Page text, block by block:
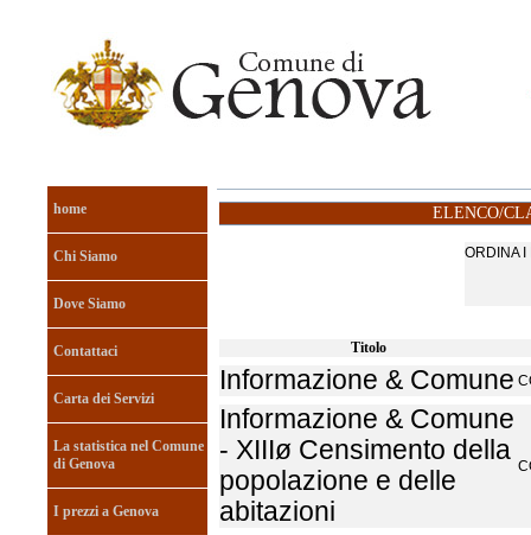
home
Chi Siamo
Dove Siamo
Contattaci
Carta dei Servizi
La statistica nel Comune
di Genova
I prezzi a Genova
ELENCO/
Titolo
Informazione & Comune
Informazione & Comune
- XIIIø Censimento della
popolazione e delle
abitazioni